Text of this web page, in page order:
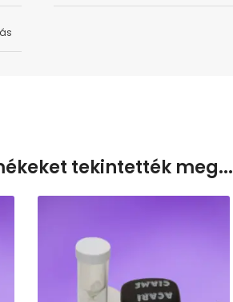
tekintették meg...